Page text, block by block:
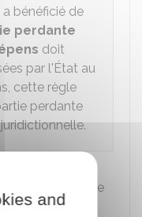
a bénéficié de
perdante
doit
par l'État au
cette règle
perdante
peut être
and